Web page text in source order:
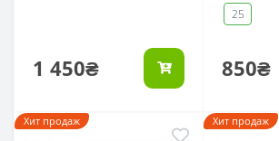
1 450₴
25
850₴
Хит продаж Хит продаж